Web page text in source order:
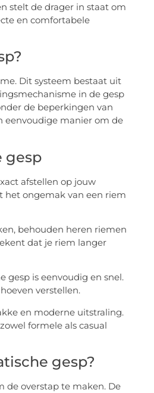
stelt de drager in staat om
en comfortabele
Dit systeem bestaat uit
in de gesp
de beperkingen van
eenvoudige manier om de
gesp
afstellen op jouw
het ongemak van een riem
behouden heren riemen
dat je riem langer
gesp is eenvoudig en snel.
verstellen.
en moderne uitstraling.
formele als casual
gesp?
de overstap te maken. De